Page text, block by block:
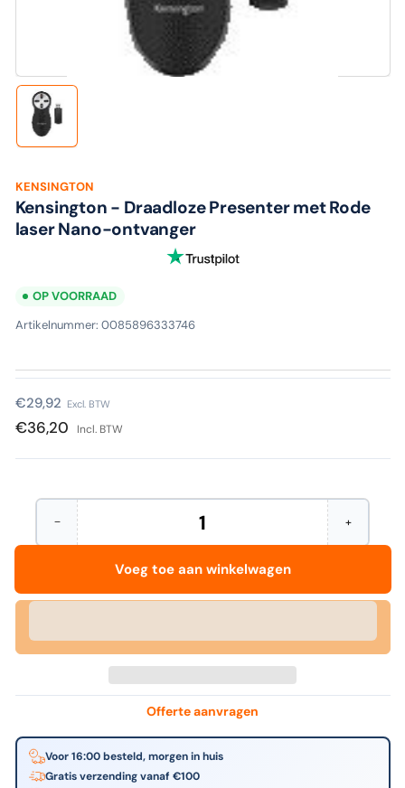
media
in
modaal
Laad
afbeelding
galerijweergave
KENSINGTON
Kensington - Draadloze Presenter met Rode
laser Nano-ontvanger
OP VOORRAAD
Artikelnummer: 0085896333746
Normale
prijs
€29,92 Excl. BTW
€36,20 Incl. BTW
−Aantal
verminderen
Draadloze
Rode
laser
Hoeveelheid +Verhoog
het
Kensington
-
met
Rode
Voeg toe aan winkelwagen
Offerte aanvragen
Voor 16:00 besteld, morgen in huis
Gratis verzending vanaf €100